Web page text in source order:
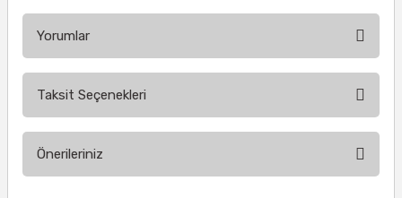
Yorumlar
Taksit Seçenekleri
Önerileriniz